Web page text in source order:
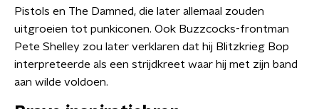
Pistols en The Damned, die later allemaal zouden
uitgroeien tot punkiconen. Ook Buzzcocks-frontman
Pete Shelley zou later verklaren dat hij Blitzkrieg Bop
interpreteerde als een strijdkreet waar hij met zijn band
aan wilde voldoen.